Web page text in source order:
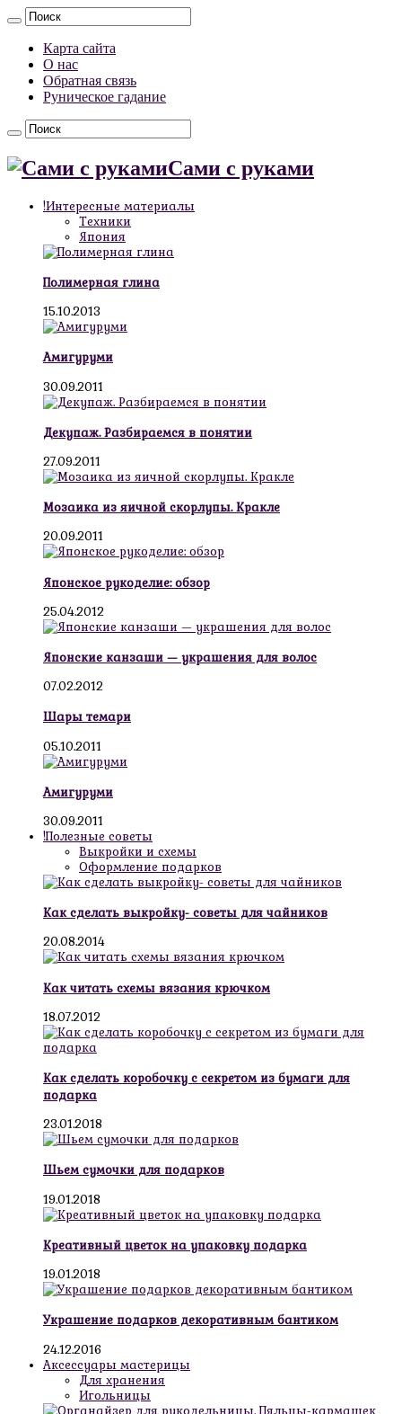
Карта сайта
О нас
Обратная связь
Руническое гадание
Сами с руками
!Интересные материалы
Техники
Япония
Полимерная глина
15.10.2013
Амигуруми
30.09.2011
Декупаж. Разбираемся в понятии
27.09.2011
Мозаика из яичной скорлупы. Кракле
20.09.2011
Японское рукоделие: обзор
25.04.2012
Японские канзаши — украшения для волос
07.02.2012
Шары темари
05.10.2011
Амигуруми
30.09.2011
!Полезные советы
Выкройки и схемы
Оформление подарков
Как сделать выкройку- советы для чайников
20.08.2014
Как читать схемы вязания крючком
18.07.2012
Как сделать коробочку с секретом из бумаги для
подарка
23.01.2018
Шьем сумочки для подарков
19.01.2018
Креативный цветок на упаковку подарка
19.01.2018
Украшение подарков декоративным бантиком
24.12.2016
Аксессуары мастерицы
Для хранения
Игольницы